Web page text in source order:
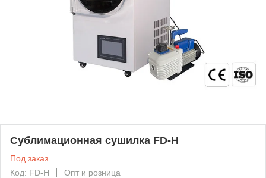
Сублимационная сушилка FD-H
Под заказ
Код: FD-H
Опт и розница